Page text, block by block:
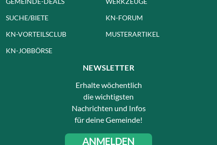
SUCHE/BIETE
KN-VORTEILSCLUB
KN-JOBBÖRSE
KN-FORUM
MUSTERARTIKEL
NEWSLETTER
Erhalte wöchentlich
die wichtigsten
Nachrichten und Infos
für deine Gemeinde!
ANMELDEN